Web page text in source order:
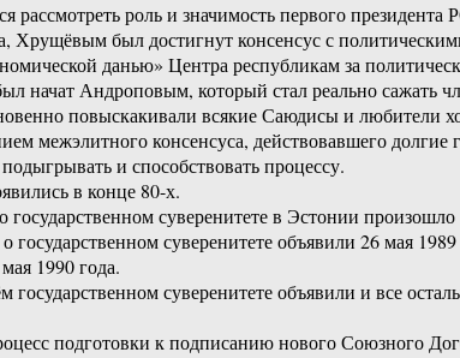
рассмотреть роль и значимость первого
Хрущёвым был достигнут консенсус с
данью» Центра республикам за
начат Андроповым, который стал реально сажать
повыскакивали всякие Саюдисы и любители
межэлитного консенсуса, действовавшего долгие
и способствовать процессу.
в конце 80-х.
суверенитете в Эстонии произошло
суверенитете объявили 26 мая 1989
1990 года.
государственном суверенитете объявили и все
подготовки к подписанию нового Союзного